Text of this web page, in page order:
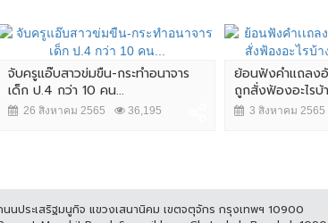
จับครูแอ๊บสาวข่มขืน-กระทำอนาจาร
เด็ก ป.4 กว่า 10 คน...
26 สิงหาคม 2565 36,195
ย้อนฟังคำเเถล
ถูกสั่งฟ้องอะไรบ้
3 สิงหาคม 2565
นประเสริฐมนูกิจ แขวงเสนานิคม เขตจตุจักร กรุงเทพฯ 10900